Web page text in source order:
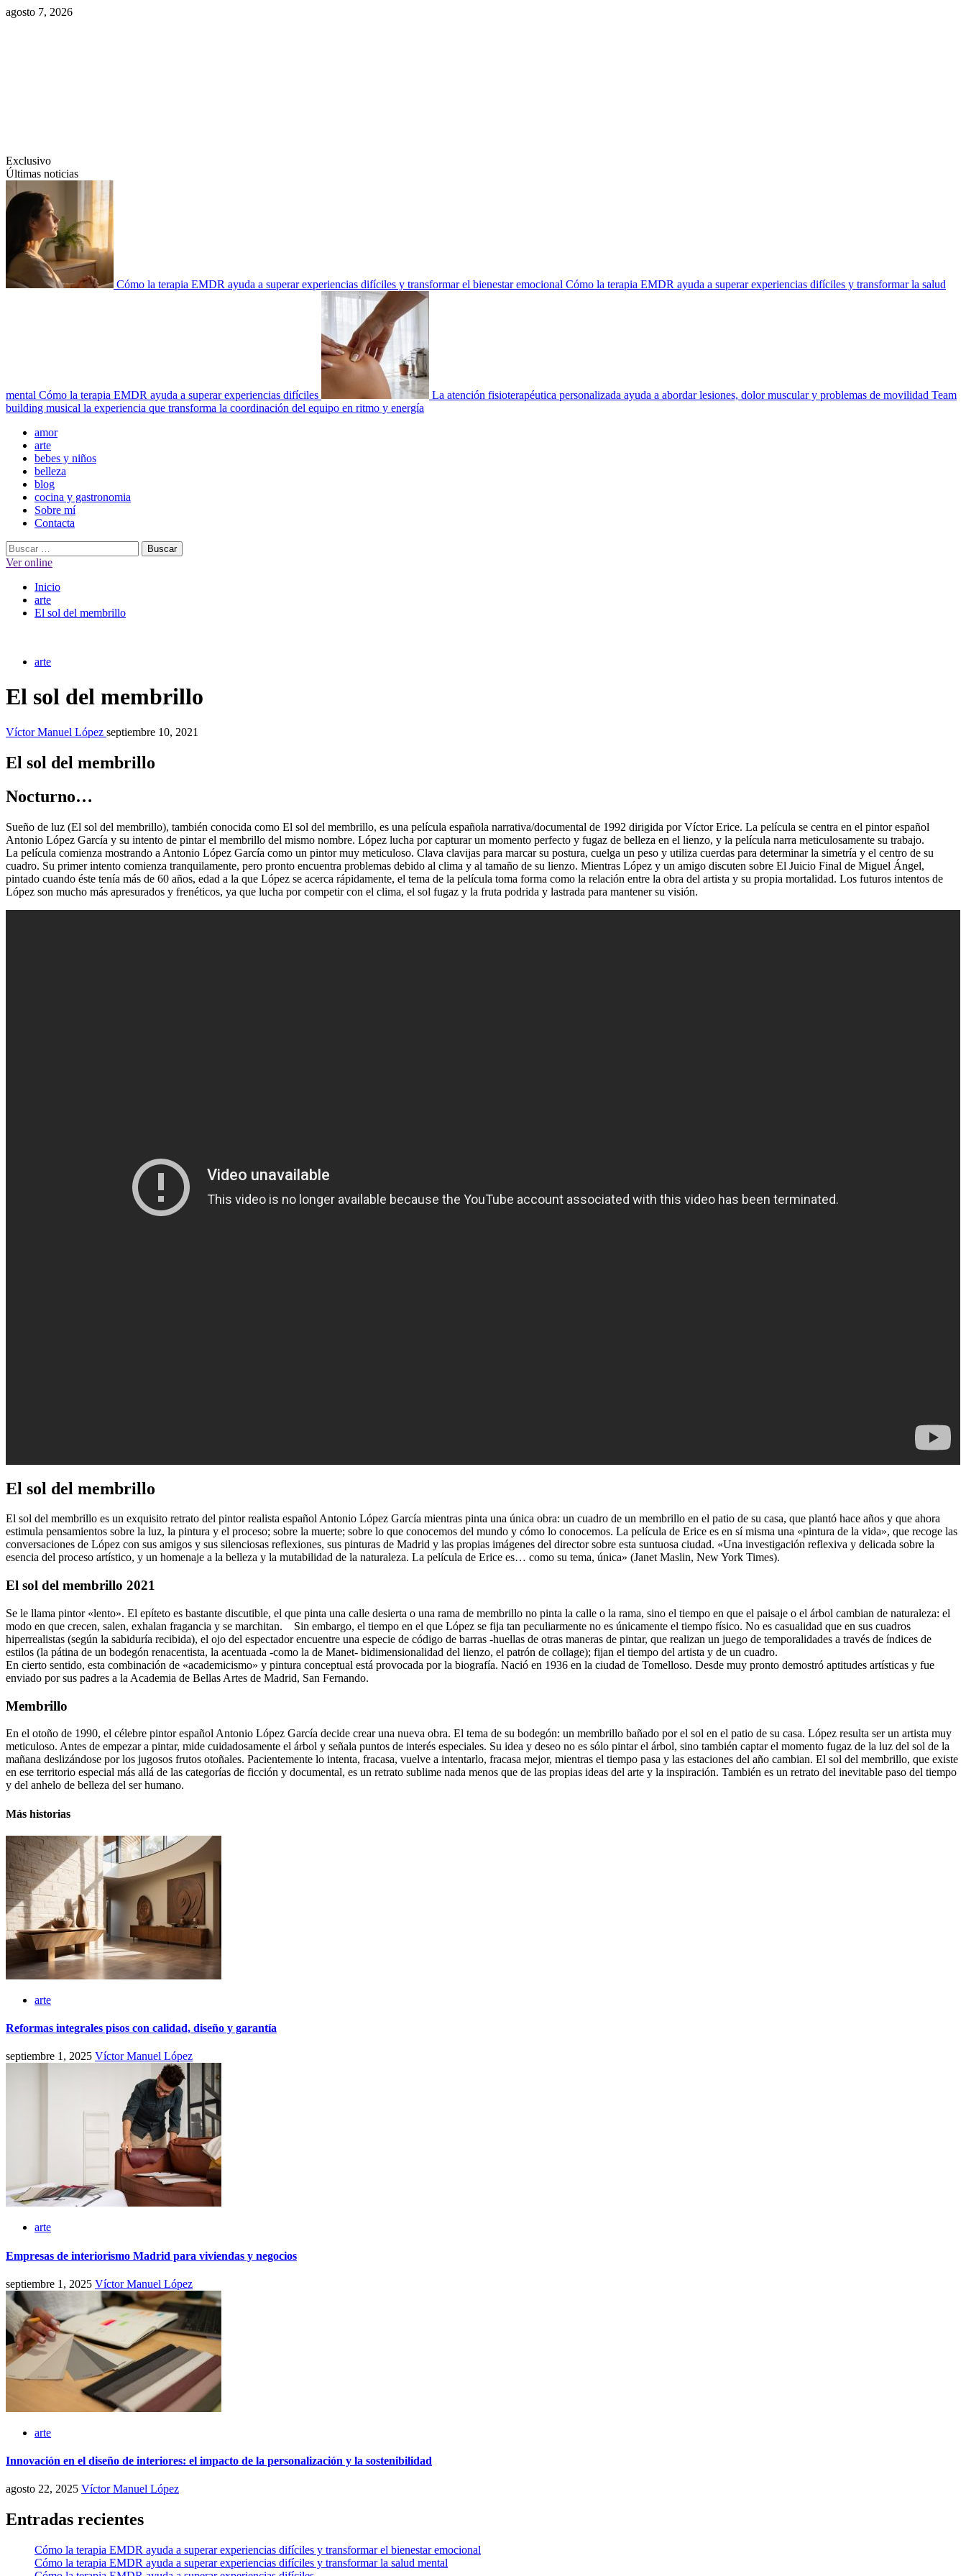
Saltar
agosto 7, 2026
Exclusivo
Últimas noticias
Cómo la terapia EMDR ayuda a superar experiencias difíciles y transformar el bienestar emocional Cómo la terapia EMDR ayuda a superar experiencias difíciles y transformar la salud
mental Cómo la terapia EMDR ayuda a superar experiencias difíciles La atención fisioterapéutica personalizada ayuda a abordar lesiones, dolor muscular y problemas de movilidad Team
building musical la experiencia que transforma la coordinación del equipo en ritmo y energía
Menú
principal
amor
arte
bebes y niños
belleza
blog
cocina y gastronomia
Sobre mí
Contacta
Buscar:
Ver online
Inicio
arte
El sol del membrillo
arte
El sol del membrillo
Víctor Manuel López septiembre 10, 2021
El sol del membrillo
Nocturno…
Sueño de luz (El sol del membrillo), también conocida como El sol del membrillo, es una película española narrativa/documental de 1992 dirigida por Víctor Erice. La película se centra en el pintor español
Antonio López García y su intento de pintar el membrillo del mismo nombre. López lucha por capturar un momento perfecto y fugaz de belleza en el lienzo, y la película narra meticulosamente su trabajo.
La película comienza mostrando a Antonio López García como un pintor muy meticuloso. Clava clavijas para marcar su postura, cuelga un peso y utiliza cuerdas para determinar la simetría y el centro de su
cuadro. Su primer intento comienza tranquilamente, pero pronto encuentra problemas debido al clima y al tamaño de su lienzo. Mientras López y un amigo discuten sobre El Juicio Final de Miguel Ángel,
pintado cuando éste tenía más de 60 años, edad a la que López se acerca rápidamente, el tema de la película toma forma como la relación entre la obra del artista y su propia mortalidad. Los futuros intentos de
López son mucho más apresurados y frenéticos, ya que lucha por competir con el clima, el sol fugaz y la fruta podrida y lastrada para mantener su visión.
El sol del membrillo
El sol del membrillo es un exquisito retrato del pintor realista español Antonio López García mientras pinta una única obra: un cuadro de un membrillo en el patio de su casa, que plantó hace años y que ahora
estimula pensamientos sobre la luz, la pintura y el proceso; sobre la muerte; sobre lo que conocemos del mundo y cómo lo conocemos. La película de Erice es en sí misma una «pintura de la vida», que recoge las
conversaciones de López con sus amigos y sus silenciosas reflexiones, sus pinturas de Madrid y las propias imágenes del director sobre esta suntuosa ciudad. «Una investigación reflexiva y delicada sobre la
esencia del proceso artístico, y un homenaje a la belleza y la mutabilidad de la naturaleza. La película de Erice es… como su tema, única» (Janet Maslin, New York Times).
El sol del membrillo 2021
Se le llama pintor «lento». El epíteto es bastante discutible, el que pinta una calle desierta o una rama de membrillo no pinta la calle o la rama, sino el tiempo en que el paisaje o el árbol cambian de naturaleza: el
modo en que crecen, salen, exhalan fragancia y se marchitan. Sin embargo, el tiempo en el que López se fija tan peculiarmente no es únicamente el tiempo físico. No es casualidad que en sus cuadros
hiperrealistas (según la sabiduría recibida), el ojo del espectador encuentre una especie de código de barras -huellas de otras maneras de pintar, que realizan un juego de temporalidades a través de índices de
estilos (la pátina de un bodegón renacentista, la acentuada -como la de Manet- bidimensionalidad del lienzo, el patrón de collage); fijan el tiempo del artista y de un cuadro.
En cierto sentido, esta combinación de «academicismo» y pintura conceptual está provocada por la biografía. Nació en 1936 en la ciudad de Tomelloso. Desde muy pronto demostró aptitudes artísticas y fue
enviado por sus padres a la Academia de Bellas Artes de Madrid, San Fernando.
Membrillo
En el otoño de 1990, el célebre pintor español Antonio López García decide crear una nueva obra. El tema de su bodegón: un membrillo bañado por el sol en el patio de su casa. López resulta ser un artista muy
meticuloso. Antes de empezar a pintar, mide cuidadosamente el árbol y señala puntos de interés especiales. Su idea y deseo no es sólo pintar el árbol, sino también captar el momento fugaz de la luz del sol de la
mañana deslizándose por los jugosos frutos otoñales. Pacientemente lo intenta, fracasa, vuelve a intentarlo, fracasa mejor, mientras el tiempo pasa y las estaciones del año cambian. El sol del membrillo, que existe
en ese territorio especial más allá de las categorías de ficción y documental, es un retrato sublime nada menos que de las propias ideas del arte y la inspiración. También es un retrato del inevitable paso del tiempo
y del anhelo de belleza del ser humano.
Más historias
arte
Reformas integrales pisos con calidad, diseño y garantía
septiembre 1, 2025 Víctor Manuel López
arte
Empresas de interiorismo Madrid para viviendas y negocios
septiembre 1, 2025 Víctor Manuel López
arte
Innovación en el diseño de interiores: el impacto de la personalización y la sostenibilidad
agosto 22, 2025 Víctor Manuel López
Entradas recientes
Cómo la terapia EMDR ayuda a superar experiencias difíciles y transformar el bienestar emocional
Cómo la terapia EMDR ayuda a superar experiencias difíciles y transformar la salud mental